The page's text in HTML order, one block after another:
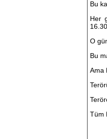
Bu
Her
O
Bu
Ama
Tüm